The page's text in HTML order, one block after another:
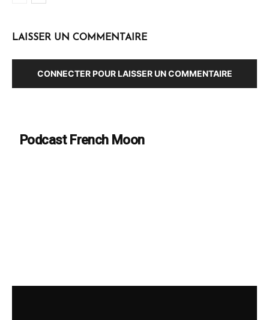
LAISSER UN COMMENTAIRE
CONNECTER POUR LAISSER UN COMMENTAIRE
Podcast French Moon